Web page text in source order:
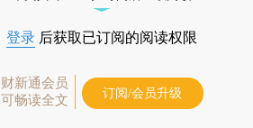
登录 后获取已订阅的阅读权限
财新通会员
可畅读全文
订阅/会员升级